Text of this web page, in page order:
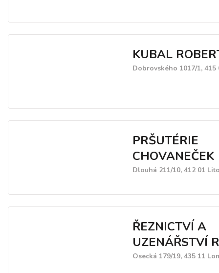
KUBAL
Dobrovského 1017/1, 415
PRŠUTÉRIE
CHOVANEČEK
Dlouhá 211/10, 412 01
ŘEZNICTVÍ A
UZENÁŘSTVÍ
Osecká 179/19, 435 11